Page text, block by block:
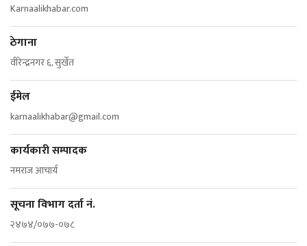
Karnaalikhabar.com
ठेगाना
वीरेन्द्रनगर ६, सुर्खेत
ईमेल
karnaalikhabar@gmail.com
कार्यकारी सम्पादक
नमराज आचार्य
सूचना विभाग दर्ता नं.
२४७४/०७७-०७८